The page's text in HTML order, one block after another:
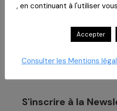
S'inscrire à la
, en continuant à l'utiliser
Accepter
Consulter les Mentions